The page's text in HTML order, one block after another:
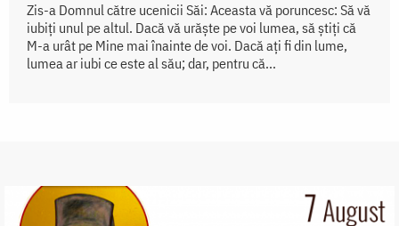
Zis-a Domnul către ucenicii Săi: Aceasta vă poruncesc: Să vă
iubiți unul pe altul. Dacă vă urăște pe voi lumea, să știți că
M-a urât pe Mine mai înainte de voi. Dacă ați fi din lume,
lumea ar iubi ce este al său; dar, pentru că...